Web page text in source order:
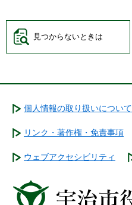
見つからないときは
個人情報の取り扱いについて
リンク・著作権・免責事項
ウェブアクセシビリティ